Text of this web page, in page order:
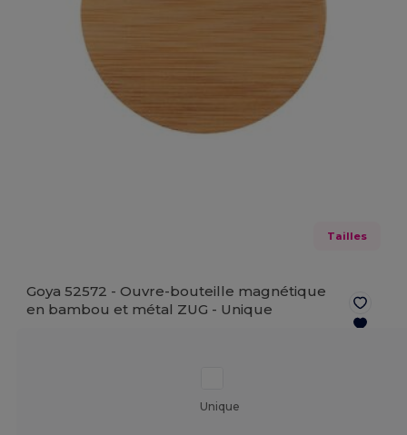
Tailles
Goya 52572 - Ouvre-bouteille magnétique
en bambou et métal ZUG - Unique
Unique